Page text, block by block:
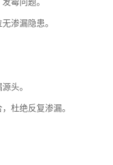
霉问题。
渗漏隐患。
源头。
杜绝反复渗漏。